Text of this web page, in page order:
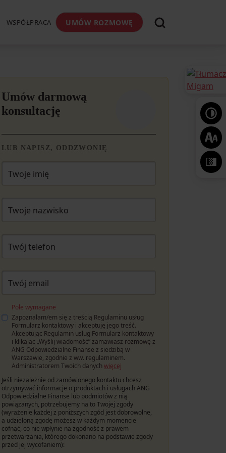
WSPÓŁPRACA UMÓW ROZMOWĘ
Umów darmową
konsultację
LUB NAPISZ, ODDZWONIĘ
Twoje imię
Twoje nazwisko
Twój telefon
Twój email
Pole wymagane
Zapoznałam/em się z treścią Regulaminu usług
Formularz kontaktowy i akceptuję jego treść.
Akceptując Regulamin usług Formularz kontaktowy
i klikając „Wyślij wiadomość” zamawiasz rozmowę z
ANG Odpowiedzialne Finanse z siedzibą w
Warszawie, zgodnie z ww. regulaminem.
Administratorem Twoich danych więcej
Jeśli niezależnie od zamówionego kontaktu chcesz
otrzymywać informacje o produktach i usługach ANG
Odpowiedzialne Finanse lub podmiotów z nią
powiązanych, potrzebujemy na to Twojej zgody
(wyrażenie każdej z poniższych zgód jest dobrowolne,
a udzieloną zgodę możesz w każdym momencie
cofnąć, co nie wpłynie na zgodność z prawem
przetwarzania, którego dokonano na podstawie zgody
przed jej wycofaniem):